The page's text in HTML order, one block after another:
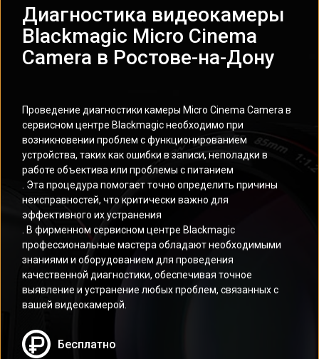
Диагностика видеокамеры
Blackmagic Micro Cinema
Camera в Ростове-на-Дону
Проведение диагностики камеры Micro Cinema Camera в
сервисном центре Blackmagic необходимо при
возникновении проблем с функционированием
устройства, таких как ошибки в записи, неполадки в
работе объектива или проблемы с питанием
. Эта процедура помогает точно определить причины
неисправностей, что критически важно для
эффективного их устранения
. В фирменном сервисном центре Blackmagic
профессиональные мастера обладают необходимыми
знаниями и оборудованием для проведения
качественной диагностики, обеспечивая точное
выявление и устранение любых проблем, связанных с
вашей видеокамерой.
Бесплатно